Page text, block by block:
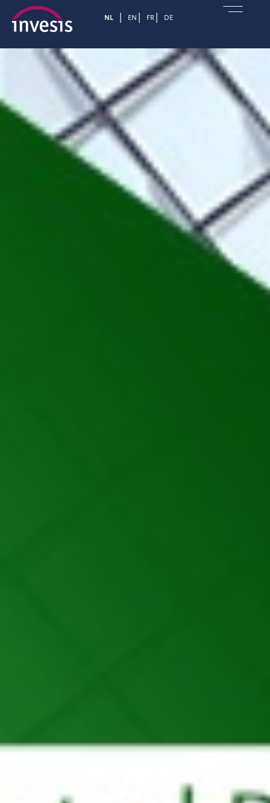
NL EN FR DE